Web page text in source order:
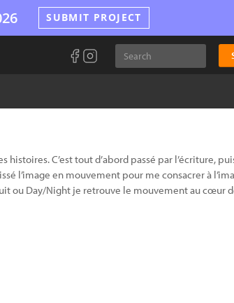
SUBMIT PROJECT
histoires. C’est tout d’abord passé par l’écriture,
l’image en mouvement pour me consacrer à
ou Day/Night je retrouve le mouvement au cœur